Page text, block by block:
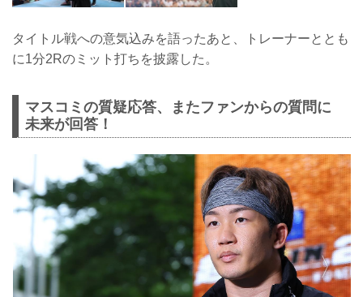
タイトル戦への意気込みを語ったあと、トレーナーととも
に1分2Rのミット打ちを披露した。
マスコミの質疑応答、またファンからの質問に
未来が回答！